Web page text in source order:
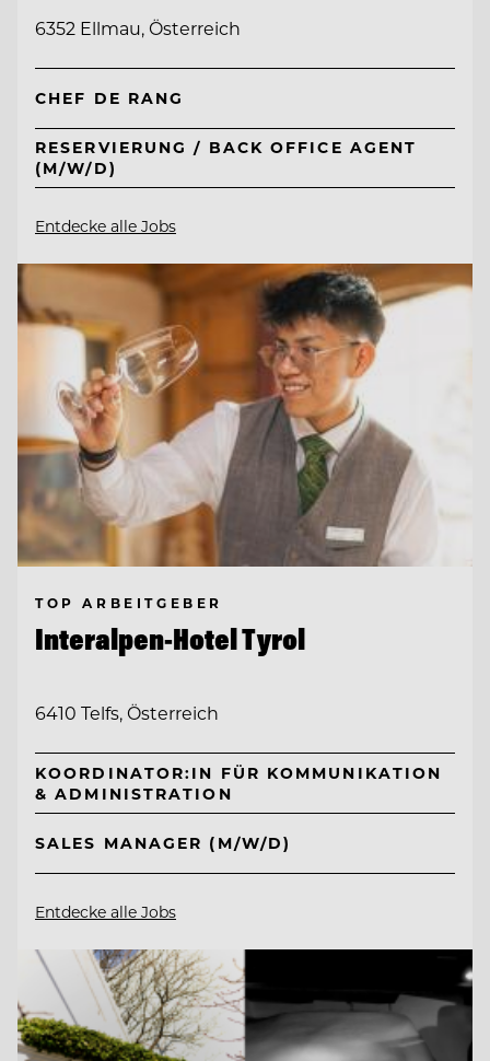
6352 Ellmau, Österreich
CHEF DE RANG
RESERVIERUNG / BACK OFFICE AGENT
(M/W/D)
Entdecke alle Jobs
TOP ARBEITGEBER
Interalpen-Hotel Tyrol
6410 Telfs, Österreich
KOORDINATOR:IN FÜR KOMMUNIKATION
& ADMINISTRATION
SALES MANAGER (M/W/D)
Entdecke alle Jobs